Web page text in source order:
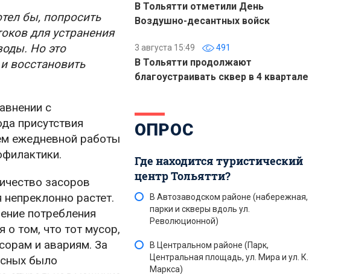
бы, попросить
для устранения
Но это
восстановить
с
присутствия
ежедневной работы
засоров
растет.
потребления
о том, что тот мусор,
и авариям. За
было
В Тольятти отметили День
Воздушно-десантных войск
3 августа 15:49 491
В Тольятти продолжают
благоустраивать сквер в 4 квартале
ОПРОС
Где находится туристический
центр Тольятти?
В Автозаводском районе (набережная,
парки и скверы вдоль ул.
Революционной)
В Центральном районе (Парк,
Центральная площадь, ул. Мира и ул. К.
Маркса)